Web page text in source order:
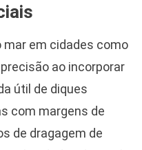
mar em cidades como
ao incorporar
útil de diques
com margens de
de dragagem de